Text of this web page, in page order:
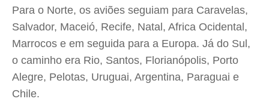
Para o Norte, os aviões seguiam para Caravelas,
Salvador, Maceió, Recife, Natal, Africa Ocidental,
Marrocos e em seguida para a Europa. Já do Sul,
o caminho era Rio, Santos, Florianópolis, Porto
Alegre, Pelotas, Uruguai, Argentina, Paraguai e
Chile.